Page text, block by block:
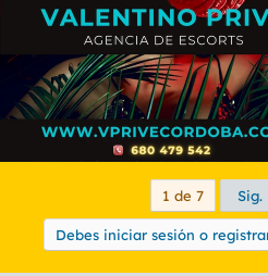
1 de 7 Sig.
Debes iniciar sesión o